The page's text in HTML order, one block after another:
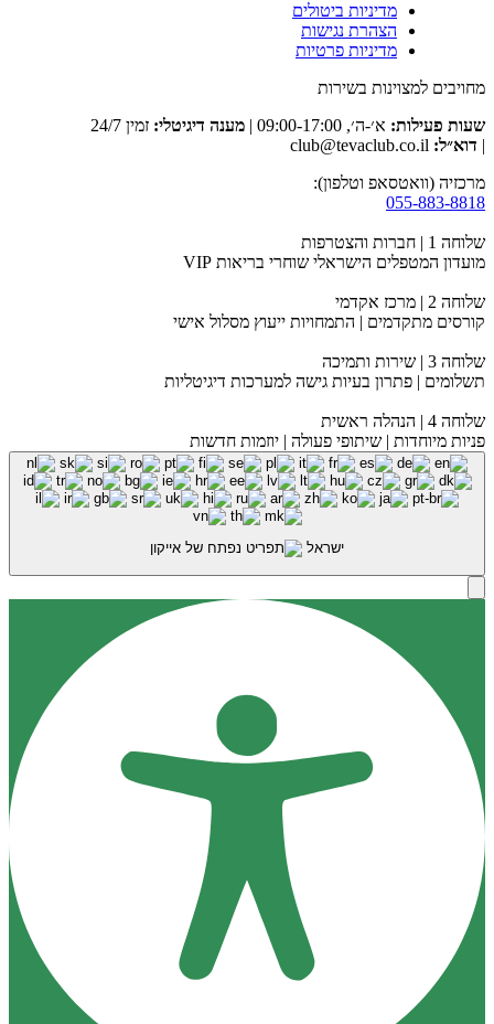
מדיניות ביטולים
הצהרת נגישות
מדיניות פרטיות
מחויבים למצוינות בשירות
שעות פעילות: א׳-ה׳, 09:00-17:00 | מענה דיגיטלי:
זמין 24/7
| דוא״ל:
מרכזיה (וואטסאפ וטלפון):
055-883-8818
שלוחה 1 | חברות והצטרפות
מועדון המטפלים הישראלי שוחרי בריאות VIP
שלוחה 2 | מרכז אקדמי
קורסים מתקדמים | התמחויות ייעוץ מסלול אישי
שלוחה 3 | שירות ותמיכה
תשלומים | פתרון בעיות גישה למערכות דיגיטליות
שלוחה 4 | הנהלה ראשית
פניות מיוחדות | שיתופי פעולה | יוזמות חדשות
ישראל